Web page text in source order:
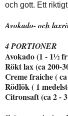
och gott. Ett
Avokado- och
4 PORTIONER
Avokado (1 - 1½
Rökt lax (ca 200-
Creme fraiche (
Rödlök ( 1
Citronsaft (ca 2 -